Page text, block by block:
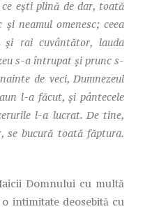
ce eşti plină de dar, toată
neamul omenesc; ceea
rai cuvântător, lauda
s-a întrupat şi prunc s-
de veci, Dumnezeul
l-a făcut, şi pântecele
l-a lucrat. De tine,
se bucură toată făptura.
Domnului cu multă
intimitate deosebită cu